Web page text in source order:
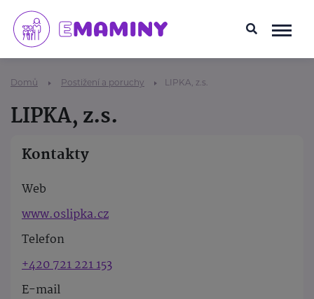
Domů Postižení a poruchy LIPKA, z.s.
LIPKA, z.s.
Kontakty
Web
www.oslipka.cz
Telefon
+420 721 221 153
E-mail